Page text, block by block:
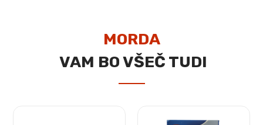
MORDA
VAM BO VŠEČ TUDI